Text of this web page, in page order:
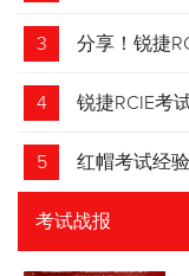
3 分享！锐捷
4 锐捷RCIE考
5 红帽考试经
踩坑
考试战报